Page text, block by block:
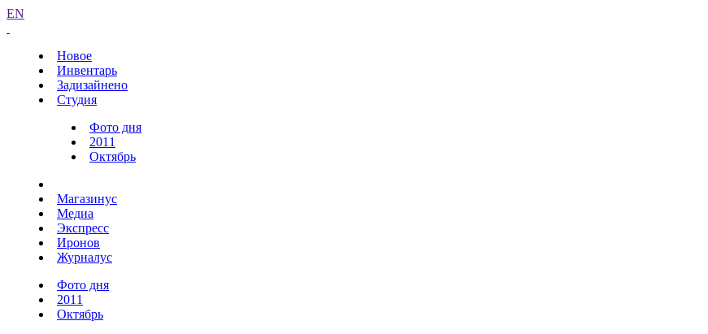
EN
Новое
Инвентарь
Задизайнено
Студия
Фото дня
2011
Октябрь
Магазинус
Медиа
Экспресс
Иронов
Журналус
Фото дня
2011
Октябрь